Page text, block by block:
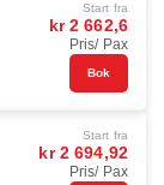
Start fra
kr 2 662,6
Pris/ Pax
Bok
Start fra
kr 2 694,92
Pris/ Pax